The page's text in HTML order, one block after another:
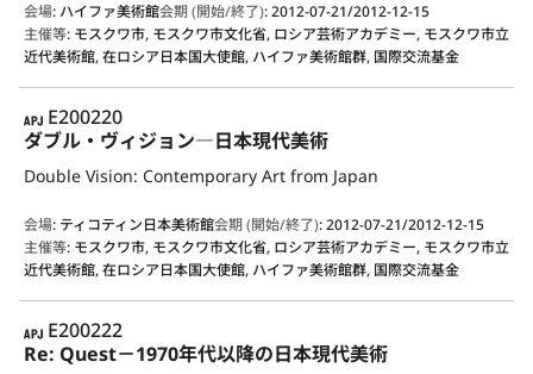
会場: ハイファ美術館会期 (開始/終了):2012-07-21/2012-12-15
主催等: モスクワ市, モスクワ市文化省, ロシア芸術アカデミー, モスクワ市立
近代美術館, 在ロシア日本国大使館, ハイファ美術館群, 国際交流基金
APJ
E200220
ダブル・ヴィジョン―日本現代美術
Double Vision: Contemporary Art from Japan
会場: ティコティン日本美術館会期 (開始/終了):2012-07-21/2012-12-15
主催等: モスクワ市, モスクワ市文化省, ロシア芸術アカデミー, モスクワ市立
近代美術館, 在ロシア日本国大使館, ハイファ美術館群, 国際交流基金
APJ
E200222
Re: Quest－1970年代以降の日本現代美術